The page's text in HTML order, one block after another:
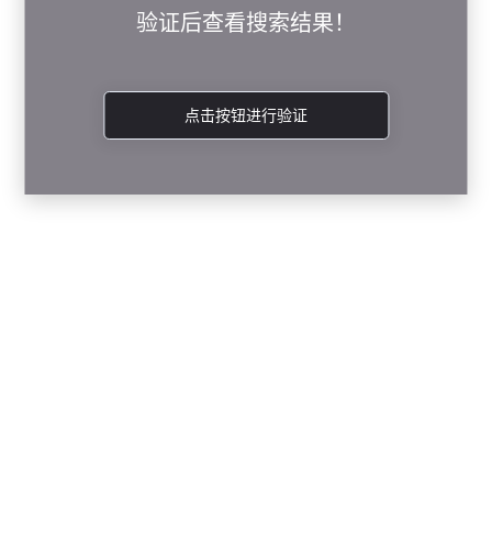
验证后查看搜索结果！
点击按钮进行验证